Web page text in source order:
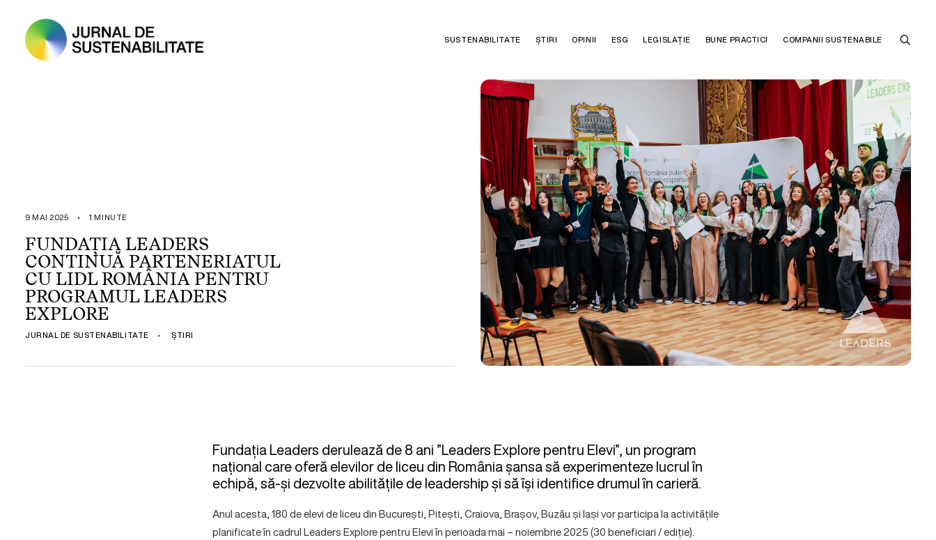
SUSTENABILITATE ȘTIRI OPINII ESG LEGISLAȚIE BUNE PRACTICI COMPANII SUSTENABILE
9 MAI 2025 • 1 MINUTE
FUNDAȚIA LEADERS
CONTINUĂ PARTENERIATUL
CU LIDL ROMÂNIA PENTRU
PROGRAMUL LEADERS
EXPLORE
JURNAL DE SUSTENABILITATE • ȘTIRI
Fundația Leaders derulează de 8 ani ”Leaders Explore pentru Elevi”, un program
național care oferă elevilor de liceu din România șansa să experimenteze lucrul în
echipă, să-și dezvolte abilitățile de leadership și să își identifice drumul în carieră.
Anul acesta, 180 de elevi de liceu din București, Pitești, Craiova, Brașov, Buzău și Iași vor participa la activitățile
planificate în cadrul Leaders Explore pentru Elevi în perioada mai – noiembrie 2025 (30 beneficiari / ediție).